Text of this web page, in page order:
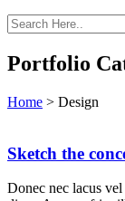
Portfolio
Home > Design
Sketch the
Donec nec lacus